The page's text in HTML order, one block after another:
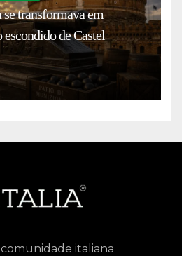
transformava em
de Castel
italiana